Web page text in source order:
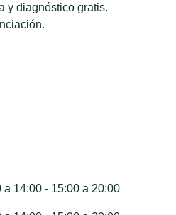
y diagnóstico gratis.
a 14:00 - 15:00 a 20:00